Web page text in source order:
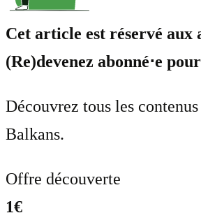
Cet article est réservé aux
(Re)devenez abonné⋅e
Découvrez tous les
Balkans.
Offre découverte
1€